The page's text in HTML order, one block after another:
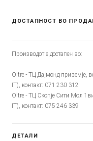
ДОСТАПНОСТ ВО
Производот е достапен во:
Oltre - ТЦ Дајмонд приземје,
IT), контакт: 071 230 312
Oltre - ТЦ Скопје Сити Мол
IT), контакт: 075 246 339
ДЕТАЛИ